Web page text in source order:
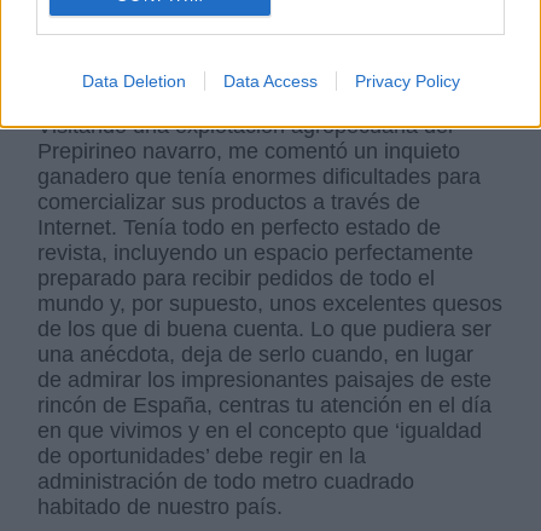
Data Deletion Data Access Privacy Policy
Visitando una explotación agropecuaria del
Prepirineo navarro, me comentó un inquieto
ganadero que tenía enormes dificultades para
comercializar sus productos a través de
Internet. Tenía todo en perfecto estado de
revista, incluyendo un espacio perfectamente
preparado para recibir pedidos de todo el
mundo y, por supuesto, unos excelentes quesos
de los que di buena cuenta. Lo que pudiera ser
una anécdota, deja de serlo cuando, en lugar
de admirar los impresionantes paisajes de este
rincón de España, centras tu atención en el día
en que vivimos y en el concepto que ‘igualdad
de oportunidades’ debe regir en la
administración de todo metro cuadrado
habitado de nuestro país.